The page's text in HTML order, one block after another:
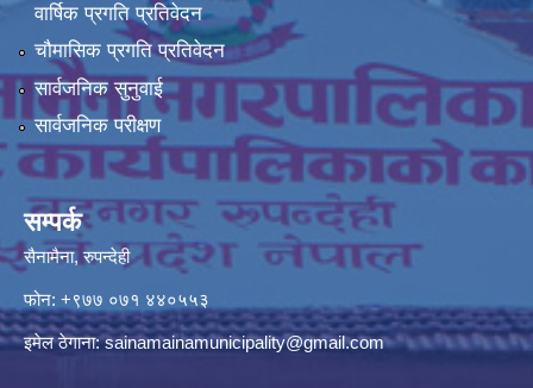
वार्षिक प्रगति प्रतिवेदन
चौमासिक प्रगति प्रतिवेदन
सार्वजनिक सुनुवाई
सार्वजनिक परीक्षण
सम्पर्क
सैनामैना, रुपन्देही
फोन: +९७७ ०७१ ४४०५५३
इमेल ठेगाना:sainamainamunicipality@gmail.com